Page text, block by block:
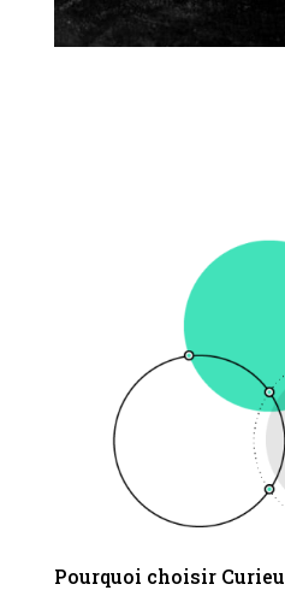
Pourquoi choisir